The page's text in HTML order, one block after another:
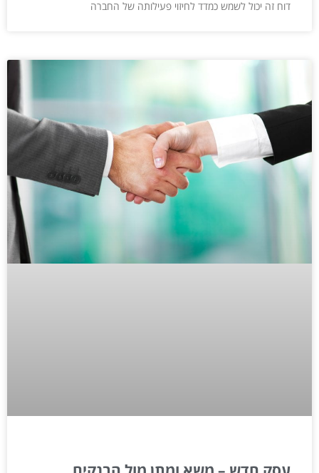
דוח זה יכול לשמש כמדד לחיזוי פעילותה של החברה